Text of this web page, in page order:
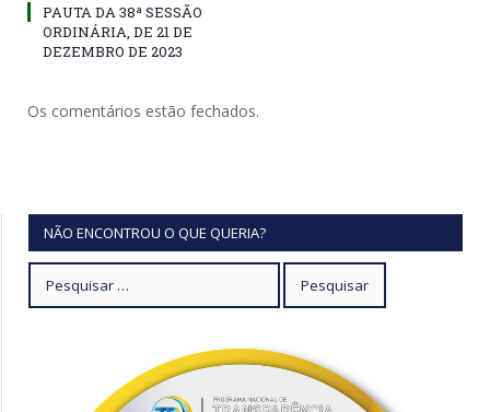
PAUTA DA 38ª SESSÃO
ORDINÁRIA, DE 21 DE
DEZEMBRO DE 2023
Os comentários estão fechados.
NÃO ENCONTROU O QUE QUERIA?